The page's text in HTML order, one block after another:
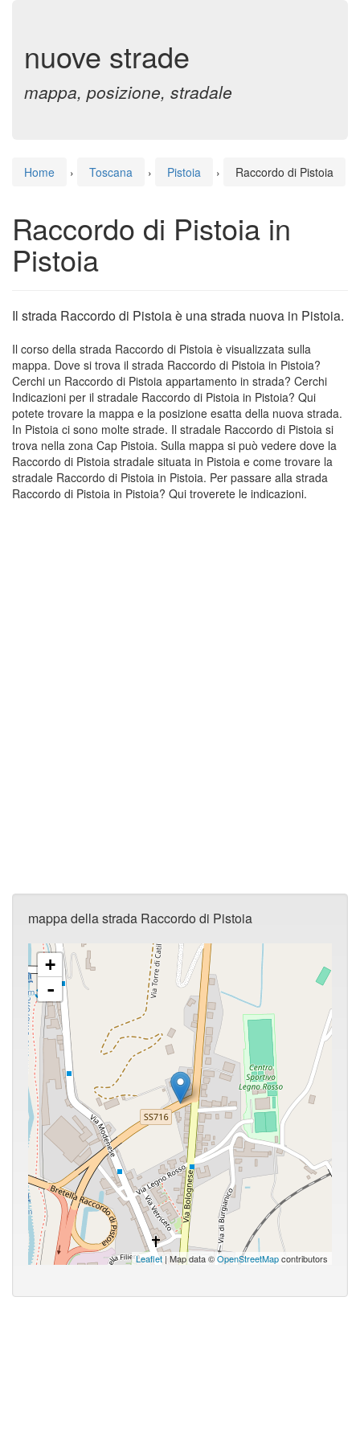
nuove strade
mappa, posizione, stradale
Home › Toscana › Pistoia › Raccordo di Pistoia
Raccordo di Pistoia in
Pistoia
Il strada Raccordo di Pistoia è una strada nuova in Pistoia.
Il corso della strada Raccordo di Pistoia è visualizzata sulla
mappa. Dove si trova il strada Raccordo di Pistoia in Pistoia?
Cerchi un Raccordo di Pistoia appartamento in strada? Cerchi
Indicazioni per il stradale Raccordo di Pistoia in Pistoia? Qui
potete trovare la mappa e la posizione esatta della nuova strada.
In Pistoia ci sono molte strade. Il stradale Raccordo di Pistoia si
trova nella zona Cap Pistoia. Sulla mappa si può vedere dove la
Raccordo di Pistoia stradale situata in Pistoia e come trovare la
stradale Raccordo di Pistoia in Pistoia. Per passare alla strada
Raccordo di Pistoia in Pistoia? Qui troverete le indicazioni.
mappa della strada Raccordo di Pistoia
+
-
Leaflet | Map data ©OpenStreetMapcontributors